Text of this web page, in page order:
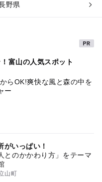
野県
富山の人気スポット
らOK!爽快な風と森の中を
ー
いっぱい！
とのかかわり方」をテーマ
山町